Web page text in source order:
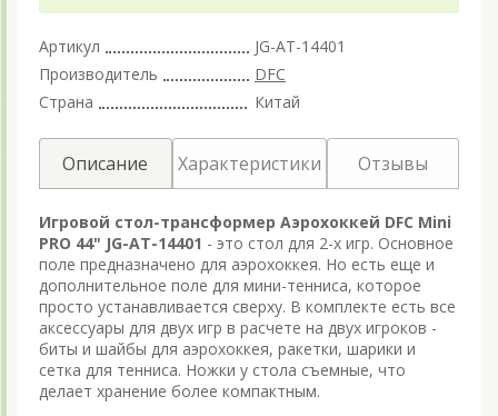
Артикул
JG-AT-14401
Производитель
DFC
Страна
Китай
Описание Характеристики Отзывы
Игровой стол-трансформер Аэрохоккей DFC Mini
PRO 44" JG-AT-14401 - это стол для 2-х игр. Основное
поле предназначено для аэрохоккея. Но есть еще и
дополнительное поле для мини-тенниса, которое
просто устанавливается сверху. В комплекте есть все
аксессуары для двух игр в расчете на двух игроков -
биты и шайбы для аэрохоккея, ракетки, шарики и
сетка для тенниса. Ножки у стола съемные, что
делает хранение более компактным.